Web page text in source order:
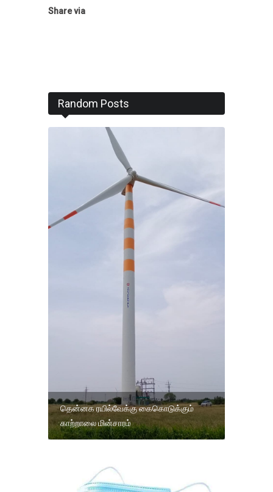
Share via
Random Posts
தென்னக ரயில்வேக்கு கைகொடுக்கும்
காற்றாலை மின்சாரம்